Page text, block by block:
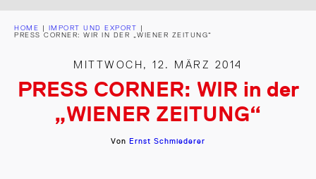
HOME | IMPORT UND EXPORT |
PRESS CORNER: WIR IN DER „WIENER ZEITUNG“
MITTWOCH, 12. MÄRZ 2014
PRESS CORNER: WIR in der
„WIENER ZEITUNG“
Von Ernst Schmiederer